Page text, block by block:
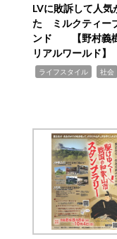
LVに敗訴して人気
た ミルクティー
ンド 【野村義
リアルワールド】
ライフスタイル 社会